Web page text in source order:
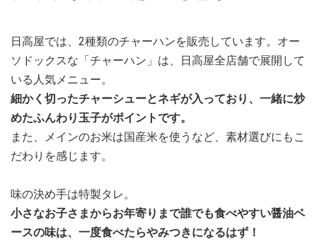
日高屋では、2種類のチャーハンを販売しています。オー
ソドックスな「チャーハン」は、日高屋全店舗で展開して
いる人気メニュー。
細かく切ったチャーシューとネギが入っており、一緒に炒
めたふんわり玉子がポイントです。
また、メインのお米は国産米を使うなど、素材選びにもこ
だわりを感じます。
味の決め手は特製タレ。
小さなお子さまからお年寄りまで誰でも食べやすい醤油ベ
ースの味は、一度食べたらやみつきになるはず！